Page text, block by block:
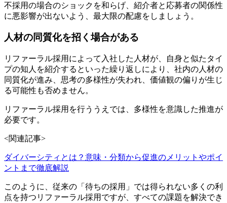
不採用の場合のショックを和らげ、紹介者と応募者の関係性
に悪影響が出ないよう、最大限の配慮をしましょう。
人材の同質化を招く場合がある
リファーラル採用によって入社した人材が、自身と似たタイ
プの知人を紹介するといった繰り返しにより、社内の人材の
同質化が進み、思考の多様性が失われ、価値観の偏りが生じ
る可能性も否めません。
リファーラル採用を行ううえでは、多様性を意識した推進が
必要です。
<関連記事>
ダイバーシティとは？意味・分類から促進のメリットやポイ
ントまで徹底解説
このように、従来の「待ちの採用」では得られない多くの利
点を持つリファーラル採用ですが、すべての課題を解決でき